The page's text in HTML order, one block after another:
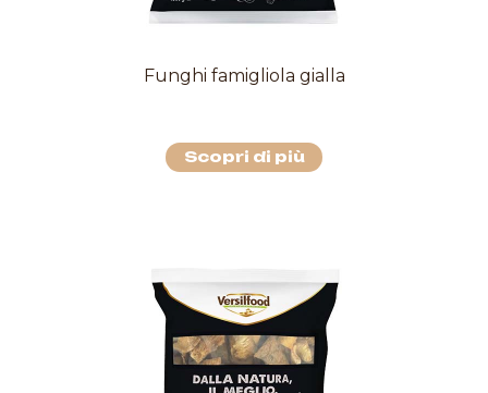
Funghi famigliola gialla
Scopri di più